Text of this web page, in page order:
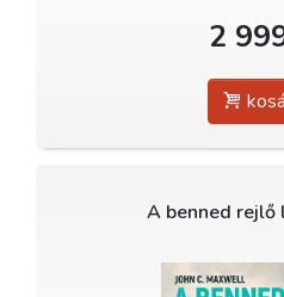
2
A benned rejlő